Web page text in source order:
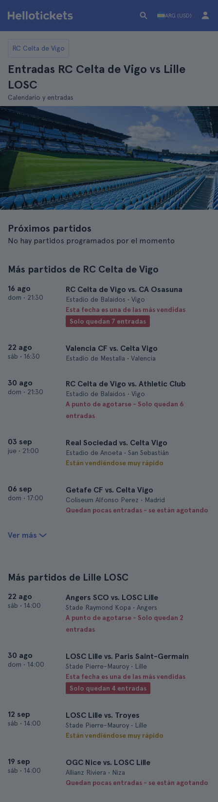
ARG (USD)
RC Celta de Vigo
Entradas RC Celta de Vigo vs Lille
LOSC
Calendario y entradas
Próximos partidos
No hay partidos programados por el momento
Más partidos de RC Celta de Vigo
16 ago
dom • 21:30
RC Celta de Vigo vs. CA Osasuna
Estadio de Balaidos • Vigo
Esta fecha es una de las más vendidas
Solo quedan 7 entradas
22 ago
sáb • 16:30
Valencia CF vs. Celta Vigo
Estadio de Mestalla • Valencia
30 ago
dom • 21:30
RC Celta de Vigo vs. Athletic Club
Estadio de Balaidos • Vigo
A punto de agotarse - Solo quedan 6
entradas
03 sep
jue • 21:00
Real Sociedad vs. Celta Vigo
Estadio de Anoeta • San Sebastián
Están vendiéndose muy rápido
06 sep
dom • 17:00
Getafe CF vs. Celta Vigo
Coliseum Alfonso Perez • Madrid
Quedan pocas entradas - se están agotando
Ver más
Más partidos de Lille LOSC
22 ago
sáb • 14:00
Angers SCO vs. LOSC Lille
Stade Raymond Kopa • Angers
A punto de agotarse - Solo quedan 2
entradas
30 ago
dom • 14:00
LOSC Lille vs. Paris Saint-Germain
Stade Pierre-Mauroy • Lille
Esta fecha es una de las más vendidas
Solo quedan 4 entradas
12 sep
sáb • 14:00
LOSC Lille vs. Troyes
Stade Pierre-Mauroy • Lille
Están vendiéndose muy rápido
19 sep
sáb • 14:00
OGC Nice vs. LOSC Lille
Allianz Riviera • Niza
Quedan pocas entradas - se están agotando